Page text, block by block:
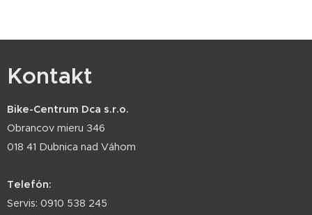
Kontakt
Bike-Centrum Dca s.r.o.
Obrancov mieru 346
018 41 Dubnica nad Váhom
Telefón:
Servis: 0910 538 245